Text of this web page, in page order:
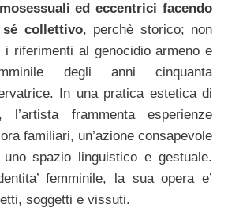
ed eccentrici facendo
collettivo, perchè storico; non
i riferimenti al genocidio armeno e
degli anni cinquanta
In una pratica estetica di
l’artista frammenta esperienze
familiari, un’azione consapevole
spazio linguistico e gestuale.
femminile, la sua opera e’
soggetti e vissuti.